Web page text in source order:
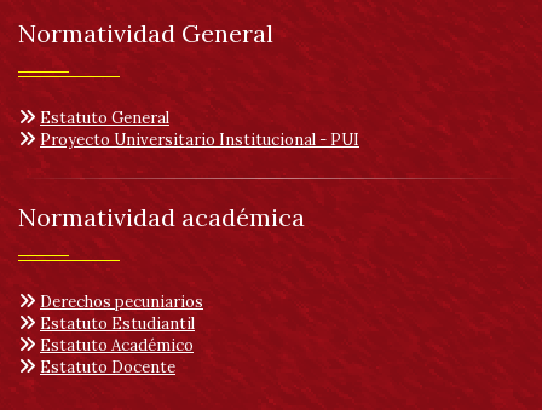
Normatividad General
Estatuto General
Proyecto Universitario Institucional - PUI
Normatividad académica
Derechos pecuniarios
Estatuto Estudiantil
Estatuto Académico
Estatuto Docente